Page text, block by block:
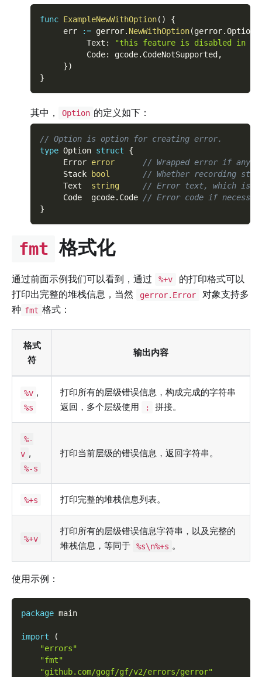
func ExampleNewWithOption( )
{
     err
:= gerror. NewWithOption(gerror.Option
          Text
:
"this feature is disabled in
          Code
: gcode. CodeNotSupported ,
})
}
其中， Option 的定义如下：
// Option is option for creating error.
type Option struct
{
     Error
error
// Wrapped error if any.
     Stack
bool
// Whether recording
     Text
string
// Error text, which is
     Code  gcode
. Code // Error code if
}
fmt 格式化
通过前面示例我们可以看到，通过 %+v
的打印格式可以
打印出完整的堆栈信息，当然
gerror.Error
对象支持多
种 fmt 格式：
格式
符
输出内容
%v ,
%s
打印所有的层级错误信息，构成完成的字符串
返回，多个层级使用
: 拼接。
%-
v ,
%-s
打印当前层级的错误信息，返回字符串。
%+s 打印完整的堆栈信息列表。
%+v
打印所有的层级错误信息字符串，以及完整的
堆栈信息，等同于
%s\n%+s 。
使用示例：
package main
import
(
"errors"
"fmt"
"github.com/gogf/gf/v2/errors/gerror"